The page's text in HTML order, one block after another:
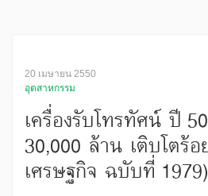
20 เมษายน 2550
อุตสาหกรรม
เครื่องรับโทรทัศน์ ปี
30,000 ล้าน เติบโตร้
เศรษฐกิจ ฉบับที่ 1979)